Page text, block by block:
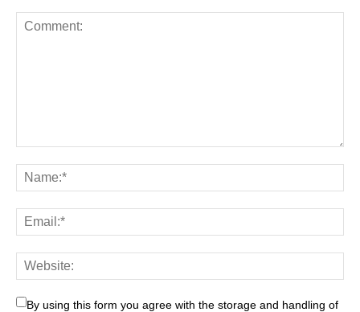
By using this form you agree with the storage and handling of